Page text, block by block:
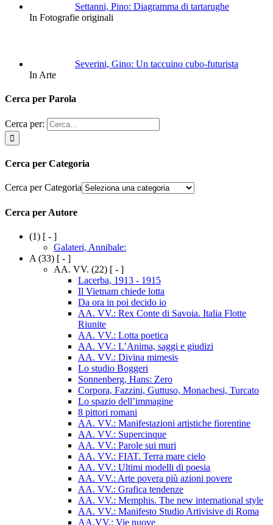
Settanni, Pino: Diagramma di tartarughe
In Fotografie originali
Severini, Gino: Un taccuino cubo-futurista
In Arte
Cerca per Parola
Cerca per:
Cerca per Categoria
Cerca per Categoria
Cerca per Autore
(1) [ - ]
Galateri, Annibale:
A (33) [ - ]
AA. VV. (22) [ - ]
Lacerba, 1913 - 1915
Il Vietnam chiede lotta
Da ora in poi decido io
AA. VV.: Rex Conte di Savoia. Italia Flotte
Riunite
AA. VV.: Lotta poetica
AA. VV.: L’Anima, saggi e giudizi
AA. VV.: Divina mimesis
Lo studio Boggeri
Sonnenberg, Hans: Zero
Corpora, Fazzini, Guttuso, Monachesi, Turcato
Lo spazio dell’immagine
8 pittori romani
AA. VV.: Manifestazioni artistiche fiorentine
AA. VV.: Supercinque
AA. VV.: Parole sui muri
AA. VV.: FIAT. Terra mare cielo
AA. VV.: Ultimi modelli di poesia
AA. VV.: Arte povera più azioni povere
AA. VV.: Grafica tendenze
AA. VV.: Memphis. The new international style
AA. VV.: Manifesto Studio Artivisive di Roma
AA.VV.: Vie nuove